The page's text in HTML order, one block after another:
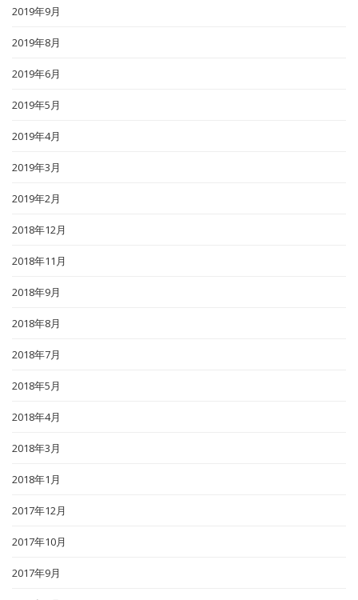
2019年9月
2019年8月
2019年6月
2019年5月
2019年4月
2019年3月
2019年2月
2018年12月
2018年11月
2018年9月
2018年8月
2018年7月
2018年5月
2018年4月
2018年3月
2018年1月
2017年12月
2017年10月
2017年9月